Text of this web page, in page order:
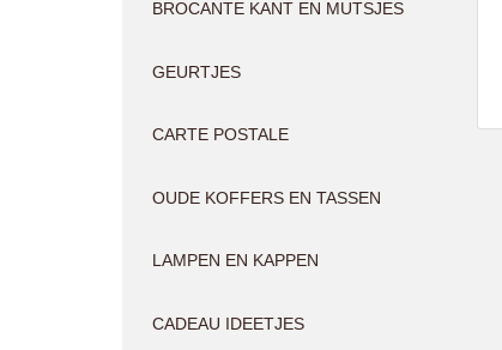
BROCANTE KANT EN MUTSJES
GEURTJES
CARTE POSTALE
OUDE KOFFERS EN TASSEN
LAMPEN EN KAPPEN
CADEAU IDEETJES